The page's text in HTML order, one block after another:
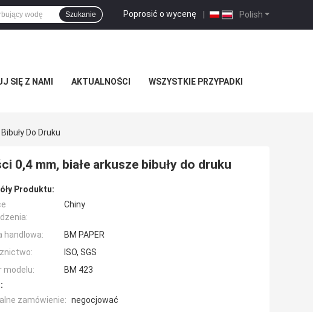
Polish
Poprosić o wycenę |
Szukanie
SIĘ Z NAMI AKTUALNOŚCI WSZYSTKIE PRZYPADKI
Do ​​druku
0,4 mm, białe arkusze bibuły do ​​druku
Produktu:
Chiny
handlowa:
BM PAPER
ISO, SGS
modelu:
BM 423
zamówienie: negocjować